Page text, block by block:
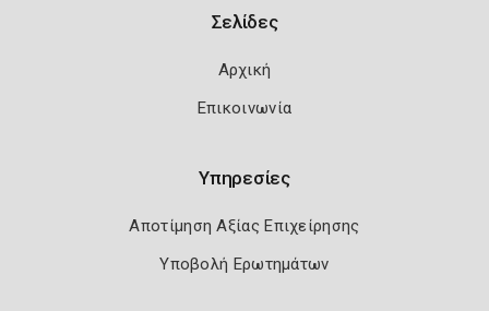
Σελίδες
Αρχική
Επικοινωνία
Υπηρεσίες
Αποτίμηση Αξίας Επιχείρησης
Υποβολή Ερωτημάτων